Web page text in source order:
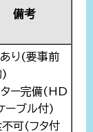
備考
り(要事前
)
ター完備(HD
ーブル付)
可(フタ付